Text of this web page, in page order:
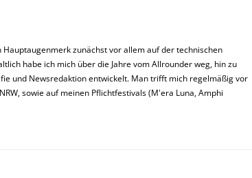
Hauptaugenmerk zunächst vor allem auf der technischen
habe ich mich über die Jahre vom Allrounder weg, hin zu
und Newsredaktion entwickelt. Man trifft mich regelmäßig vor
sowie auf meinen Pflichtfestivals (M'era Luna, Amphi